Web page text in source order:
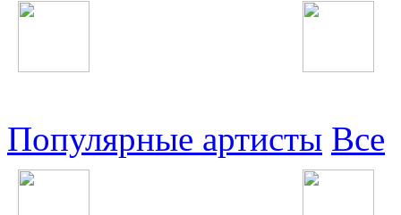
Популярные артисты Все